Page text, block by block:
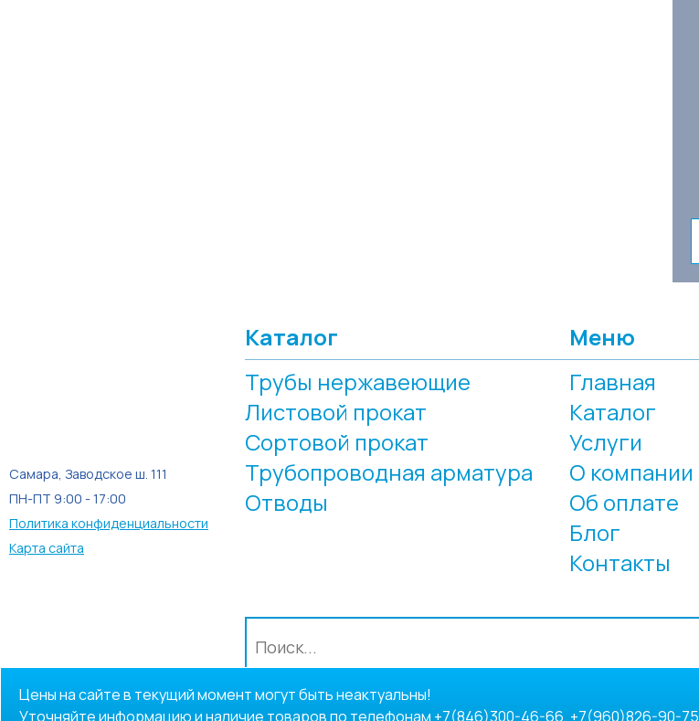
Самара, Заводское ш. 111
ПН-ПТ 9:00 - 17:00
Политика конфиденциальности
Карта сайта
Каталог
Трубы нержавеющие
Листовой прокат
Сортовой прокат
Трубопроводная арматура
Отводы
Меню
Главная
Каталог
Услуги
О компании
Об оплате
Блог
Контакты
Цены на сайте в текущий момент могут быть неактуальны!
Уточняйте информацию и наличие товаров по телефонам +7(846)300-46-66, +7(960)826-90-75